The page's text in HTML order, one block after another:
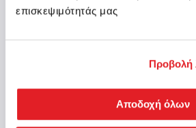
επισκεψιμότητάς μας
Προβολή
Αποδοχή όλων
Chicco Βρεφική
Πιθηκάκι Για 6-36 Μηνών